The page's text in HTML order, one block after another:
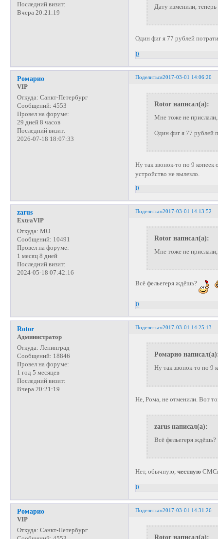
Последний визит:
Вчера 20:21:19
Дату изменили,
Один фиг я 77 рублей
0
Поделиться2017-03-01 14:06:20
Ромарио
VIP
Откуда: Санкт-Петербург
Сообщений: 4553
Провел на форуме:
29 дней 8 часов
Последний визит:
2026-07-18 18:07:33
Rotor написал(а):
Мне тоже не прислали,
Один фиг я 77 рублей
Ну так звонок-то по 9
устройство не вылезло.
0
Поделиться2017-03-01 14:13:52
zarus
ExtraVIP
Откуда: МО
Сообщений: 10491
Провел на форуме:
1 месяц 8 дней
Последний визит:
2024-05-18 07:42:16
Rotor написал(а):
Мне тоже не прислали,
Всё фельегеря ждёшь?
0
Поделиться2017-03-01 14:25:13
Rotor
Администратор
Откуда: Ленинград
Сообщений: 18846
Провел на форуме:
1 год 5 месяцев
Последний визит:
Вчера 20:21:19
Ромарио
Ну так звонок-то по 9
Не, Рома, не отменили. Вот
zarus написал(а):
Всё фельегеря ждёшь?
Нет, обычную,честную
0
Поделиться2017-03-01 14:31:26
Ромарио
VIP
Откуда: Санкт-Петербург
Rotor написал(а):